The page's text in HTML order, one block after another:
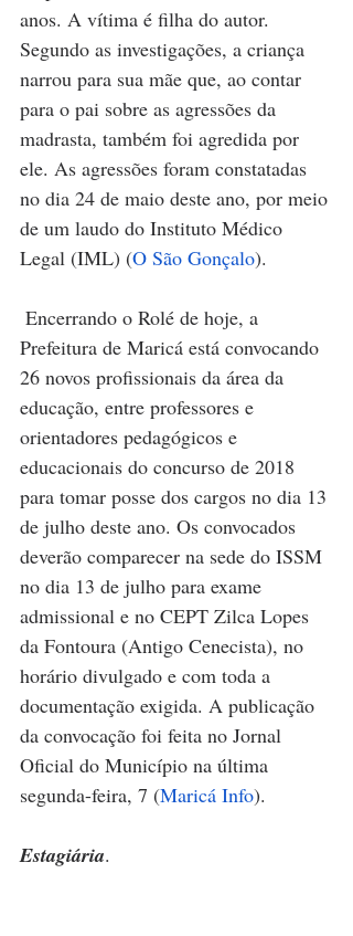
anos. A vítima é filha do autor.
Segundo as investigações, a criança
narrou para sua mãe que, ao contar
para o pai sobre as agressões da
madrasta, também foi agredida por
ele. As agressões foram constatadas
no dia 24 de maio deste ano, por meio
de um laudo do Instituto Médico
Legal (IML) (O São Gonçalo).
Encerrando o Rolé de hoje, a
Prefeitura de Maricá está convocando
26 novos profissionais da área da
educação, entre professores e
orientadores pedagógicos e
educacionais do concurso de 2018
para tomar posse dos cargos no dia 13
de julho deste ano. Os convocados
deverão comparecer na sede do ISSM
no dia 13 de julho para exame
admissional e no CEPT Zilca Lopes
da Fontoura (Antigo Cenecista), no
horário divulgado e com toda a
documentação exigida. A publicação
da convocação foi feita no Jornal
Oficial do Município na última
segunda-feira, 7 (Maricá Info).
Estagiária.